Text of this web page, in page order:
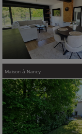
Maison à Nancy